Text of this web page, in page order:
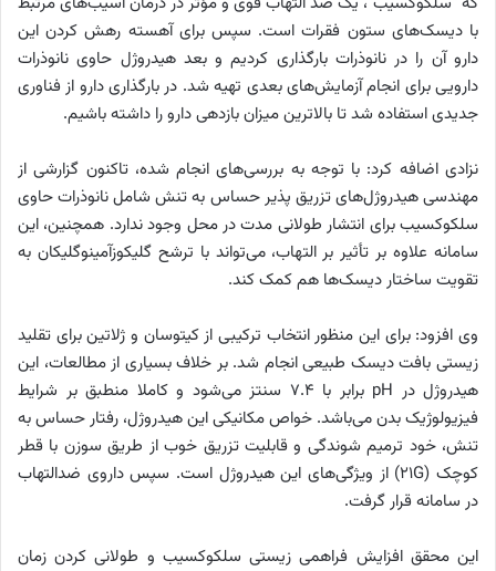
با دیسک‌های ستون فقرات است. سپس برای آهسته رهش کردن این
دارو آن را در نانوذرات بارگذاری کردیم و بعد هیدروژل حاوی نانوذرات
دارویی برای انجام آزمایش‌های بعدی تهیه شد. در بارگذاری دارو از فناوری
جدیدی استفاده شد تا بالاترین میزان بازدهی دارو را داشته باشیم.
نزادی اضافه کرد: با توجه به بررسی‌های انجام شده، تاکنون گزارشی از
مهندسی هیدروژل‌های تزریق پذیر حساس به تنش شامل نانوذرات حاوی
سلکوکسیب برای انتشار طولانی مدت در محل وجود ندارد. همچنین، این
سامانه علاوه بر تأثیر بر التهاب، می‌تواند با ترشح گلیکوزآمینوگلیکان به
تقویت ساختار دیسک‌ها هم کمک کند.
وی افزود: برای این منظور انتخاب ترکیبی از کیتوسان و ژلاتین برای تقلید
زیستی بافت دیسک طبیعی انجام شد. بر خلاف بسیاری از مطالعات، این
هیدروژل در pH برابر با ۷.۴ سنتز می‌شود و کاملا منطبق بر شرایط
فیزیولوژیک بدن می‌باشد. خواص مکانیکی این هیدروژل، رفتار حساس به
تنش، خود ترمیم شوندگی و قابلیت تزریق خوب از طریق سوزن با قطر
کوچک (۲۱G) از ویژگی‌های این هیدروژل است. سپس داروی ضدالتهاب
در سامانه قرار گرفت.
این محقق افزایش فراهمی زیستی سلکوکسیب و طولانی کردن زمان